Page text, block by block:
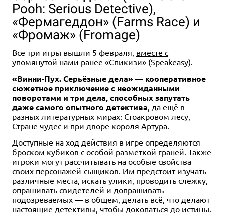
Pooh: Serious Detective),
«Фермагеддон» (Farms Race) и
«Фромаж» (Fromage)
Все три игры вышли 5 февраля, вместе с
упомянутой нами ранее «Спикизи» (Speakeasy).
«Винни-Пух. Серьёзные дела» — кооперативное
сюжетное приключение с неожиданными
поворотами и три дела, способных запутать
даже самого опытного детектива, да ещё в
разных литературных мирах: Стоакровом лесу,
Стране чудес и при дворе короля Артура.
Доступные на ход действия в игре определяются
броском кубиков с особой разметкой граней. Также
игроки могут рассчитывать на особые свойства
своих персонажей-сыщиков. Им предстоит изучать
различные места, искать улики, проводить слежку,
опрашивать свидетелей и допрашивать
подозреваемых — в общем, делать всё, что делают
настоящие детективы, чтобы докопаться до истины.